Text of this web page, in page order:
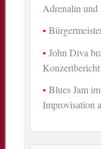
Adrenalin und
John Diva
Konzertbericht
Blues Jam
Improvisation